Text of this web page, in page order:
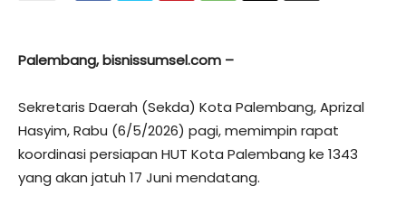
Palembang, bisnissumsel.com –
Sekretaris Daerah (Sekda) Kota Palembang, Aprizal
Hasyim, Rabu (6/5/2026) pagi, memimpin rapat
koordinasi persiapan HUT Kota Palembang ke 1343
yang akan jatuh 17 Juni mendatang.